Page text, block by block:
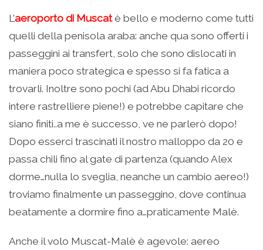
L’aeroporto di Muscat è bello e moderno come tutti
quelli della penisola araba: anche qua sono offerti i
passeggini ai transfert, solo che sono dislocati in
maniera poco strategica e spesso si fa fatica a
trovarli. Inoltre sono pochi (ad Abu Dhabi ricordo
intere rastrelliere piene!) e potrebbe capitare che
siano finiti..a me è successo, ve ne parlerò dopo!
Dopo esserci trascinati il nostro malloppo da 20 e
passa chili fino al gate di partenza (quando Alex
dorme…nulla lo sveglia, neanche un cambio aereo!)
troviamo finalmente un passeggino, dove continua
beatamente a dormire fino a…praticamente Malè.
Anche il volo Muscat-Malè è agevole: aereo